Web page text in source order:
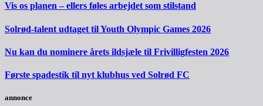
Vis os planen – ellers føles arbejdet som stilstand
Solrød-talent udtaget til Youth Olympic Games 2026
Nu kan du nominere årets ildsjæle til Frivilligfesten 2026
Første spadestik til nyt klubhus ved Solrød FC
annonce